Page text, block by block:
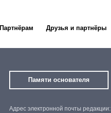
Партнёрам Друзья и партнёры
Памяти основателя
Адрес электронной почты редакции: